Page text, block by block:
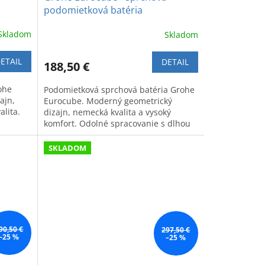
podomietková batéria
Skladom
188,50 € DETAIL
Podomietková sprchová batéria Grohe
Eurocube. Moderný geometrický
dizajn, nemecká kvalita a vysoký
komfort. Odolné spracovanie s dlhou
životnosťou.
€
%
SKLADOM
297,50 €
–25 %